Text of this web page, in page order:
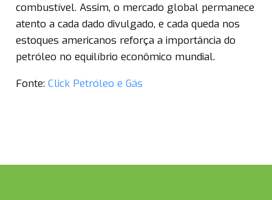
combustível. Assim, o mercado global permanece
atento a cada dado divulgado, e cada queda nos
estoques americanos reforça a importância do
petróleo no equilíbrio econômico mundial.
Fonte: Click Petróleo e Gás